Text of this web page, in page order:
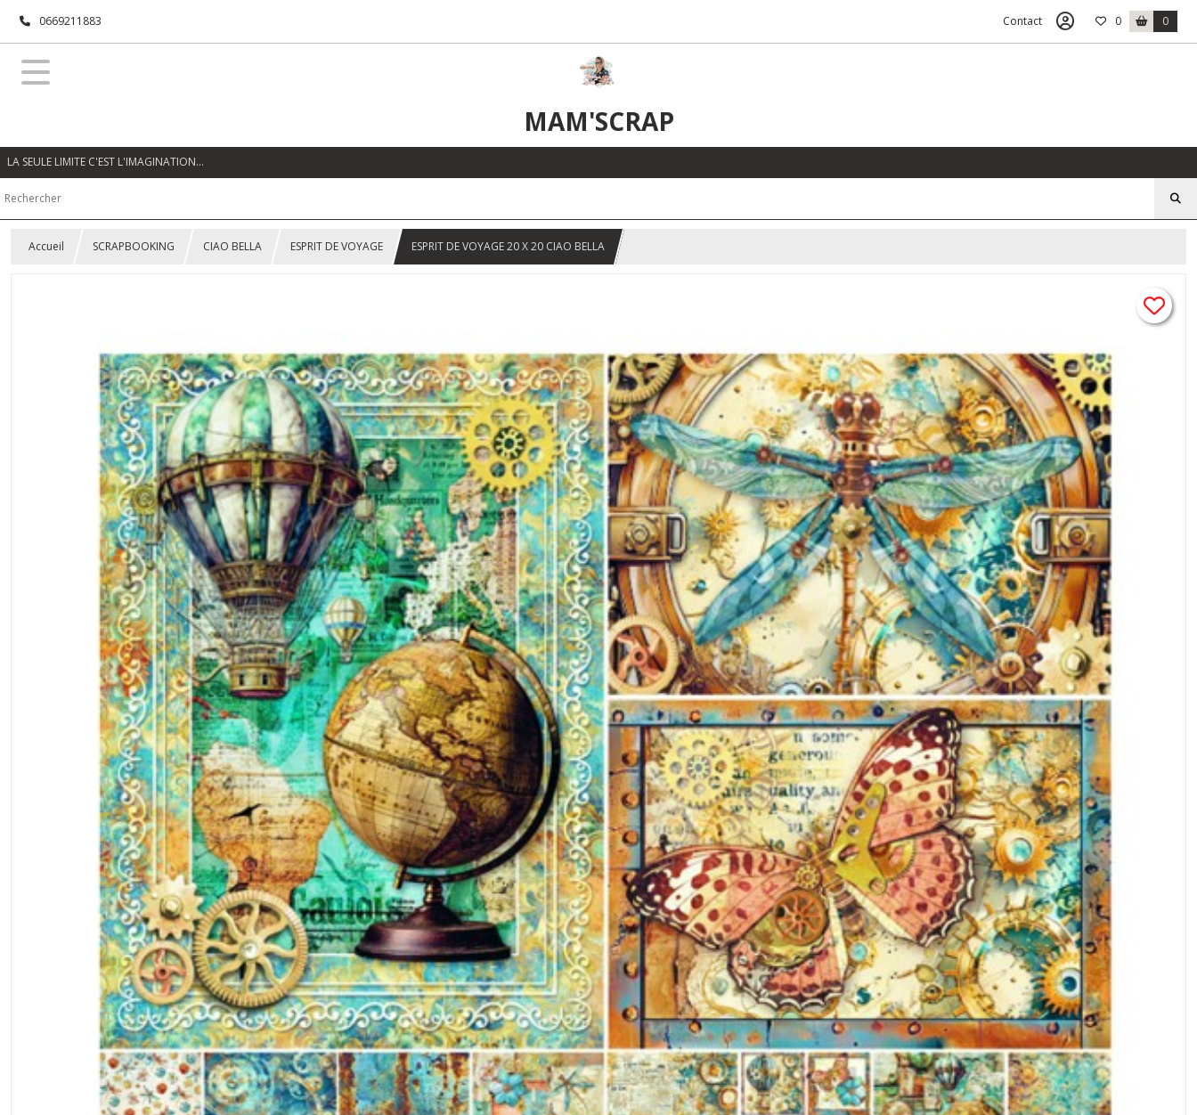
0669211883 Contact 0 0
MAM'SCRAP
LA SEULE LIMITE C'EST L'IMAGINATION…
Accueil SCRAPBOOKING CIAO BELLA ESPRIT DE VOYAGE ESPRIT DE VOYAGE 20 X 20 CIAO BELLA